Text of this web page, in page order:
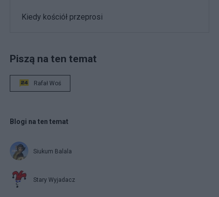
Kiedy kościół przeprosi
Piszą na ten temat
Rafał Woś
Blogi na ten temat
Siukum Balala
Stary Wyjadacz